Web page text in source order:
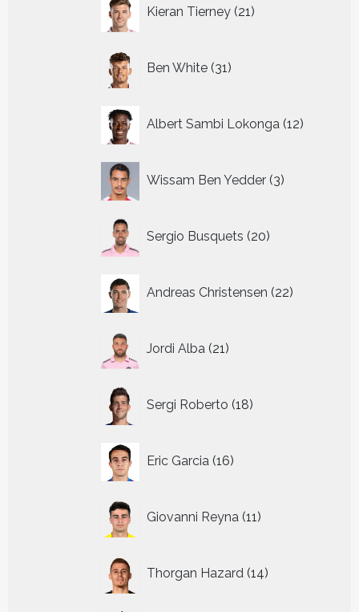
Kieran Tierney 21
producten
Ben White 31
producten
Albert Sambi Lokonga 12
Wissam Ben Yedder 3
producten
Sergio Busquets 20
producten
Andreas Christensen 22
producten
Jordi Alba 21
producten
Sergi Roberto 18
producten
Eric Garcia 16
producten
Giovanni Reyna 11
producten
Thorgan Hazard 14
producten